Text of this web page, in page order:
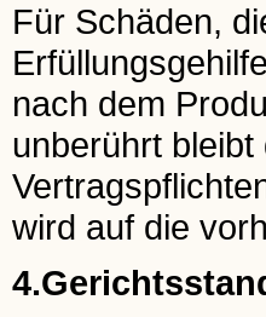
Für Schäden,
nach dem
unberührt
wird auf die